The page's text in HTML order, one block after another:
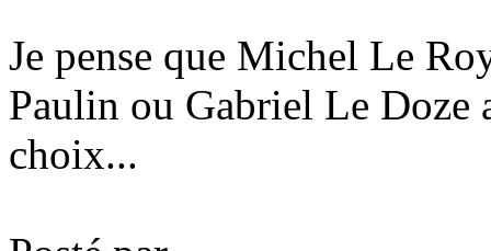
Je pense que Michel Le
Paulin ou Gabriel Le
choix...